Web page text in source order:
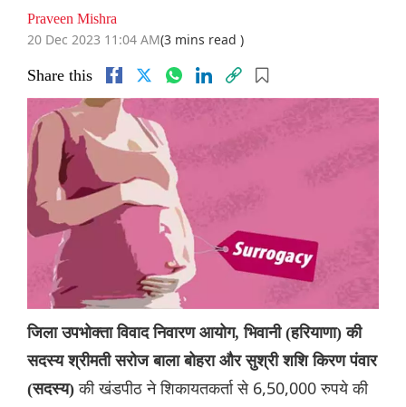
Praveen Mishra
20 Dec 2023 11:04 AM(3 mins read )
Share this
जिला उपभोक्ता विवाद निवारण आयोग, भिवानी (हरियाणा) की
सदस्य श्रीमती सरोज बाला बोहरा और सुश्री शशि किरण पंवार
(सदस्य)की खंडपीठ ने शिकायतकर्ता से 6,50,000 रुपये की